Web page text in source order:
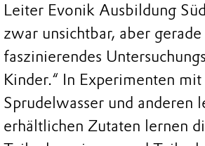
Leiter Evonik Ausbildung
zwar unsichtbar, aber
faszinierendes
Kinder.“ In Experimenten
Sprudelwasser und anderen
erhältlichen Zutaten lernen